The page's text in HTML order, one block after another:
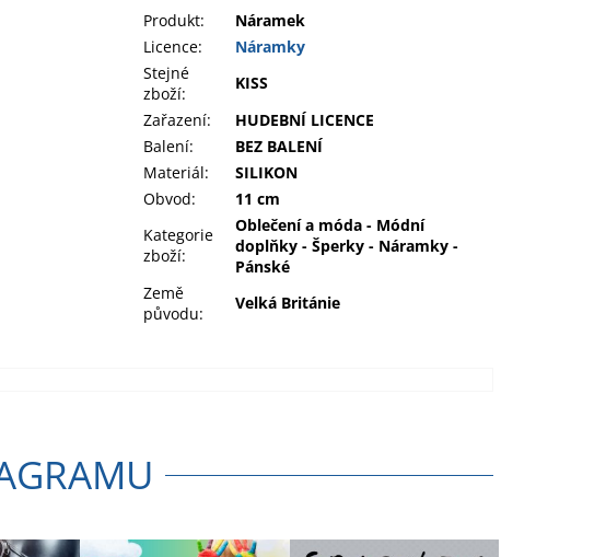
Produkt:
Náramek
Licence:
Náramky
Stejné
zboží:
KISS
Zařazení:
HUDEBNÍ LICENCE
Balení:
BEZ BALENÍ
Materiál:
SILIKON
Obvod:
11 cm
Kategorie
zboží:
Oblečení a móda - Módní
doplňky - Šperky - Náramky -
Pánské
Země
původu:
Velká Británie